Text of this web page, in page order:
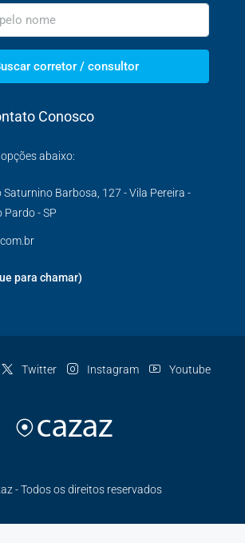
corretor / consultor
Conosco
abaixo:
Saturnino Barbosa, 127 - Vila Pereira -
Pardo - SP
para chamar)
Twitter Instagram Youtube
- Todos os direitos reservados